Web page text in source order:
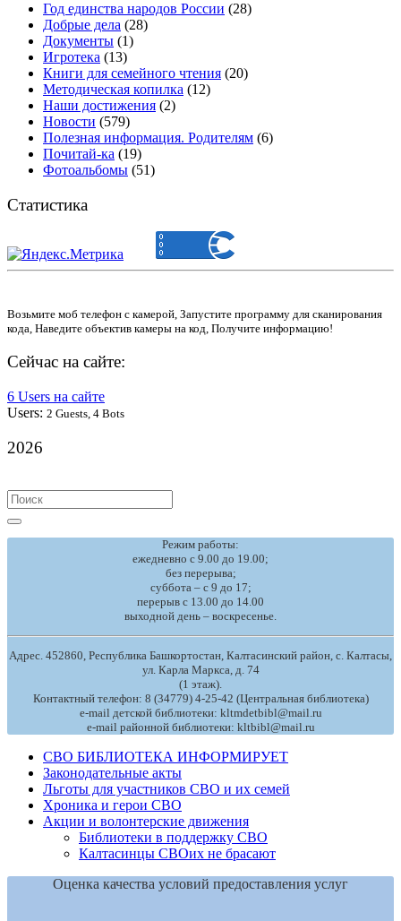
Год единства народов России (28)
Добрые дела (28)
Документы (1)
Игротека (13)
Книги для семейного чтения (20)
Методическая копилка (12)
Наши достижения (2)
Новости (579)
Полезная информация. Родителям (6)
Почитай-ка (19)
Фотоальбомы (51)
Статистика
Возьмите моб телефон с камерой, Запустите программу для сканирования
кода, Наведите объектив камеры на код, Получите информацию!
Сейчас на сайте:
6 Users на сайте
Users: 2 Guests, 4 Bots
2026
Search
for:
Режим работы:
ежедневно с 9.00 до 19.00;
без перерыва;
суббота – с 9 до 17;
перерыв с 13.00 до 14.00
выходной день – воскресенье.
Адрес. 452860, Республика Башкортостан, Калтасинский район, с. Калтасы,
ул. Карла Маркса, д. 74
(1 этаж).
Контактный телефон: 8 (34779) 4-25-42 (Центральная библиотека)
e-mail детской библиотеки: kltmdetbibl@mail.ru
e-mail районной библиотеки: kltbibl@mail.ru
СВО БИБЛИОТЕКА ИНФОРМИРУЕТ
Законодательные акты
Льготы для участников СВО и их семей
Хроника и герои СВО
Акции и волонтерские движения
Библиотеки в поддержку СВО
Калтасинцы СВОих не брасают
Оценка качества условий предоставления услуг